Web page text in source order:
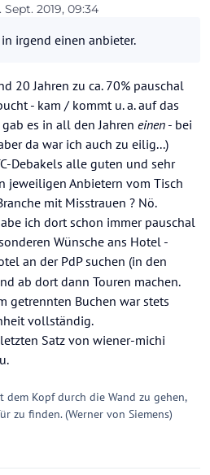
TC schon lange auf der kippe stand.
würde bei solchen summen evtl sinn
Sept. 2019, 09:34
Kourion
irgend einen anbieter.
20 Jahren zu ca. 70% pauschal
- kam / kommt u. a. auf das
es in all den Jahren einen - bei
da war ich auch zu eilig...)
Debakels alle guten und sehr
jeweiligen Anbietern vom Tisch
mit Misstrauen ? Nö.
ich dort schon immer pauschal
Wünsche ans Hotel -
an der PdP suchen (in den
ab dort dann Touren machen.
getrennten Buchen war stets
vollständig.
Satz von wiener-michi
dem Kopf durch die Wand zu gehen,
zu finden. (Werner von Siemens)